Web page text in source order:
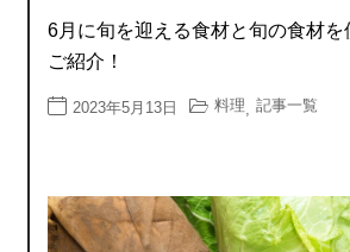
6月に旬を迎える食材と旬の食材を
ご紹介！
2023年5月13日 料理 記事一覧